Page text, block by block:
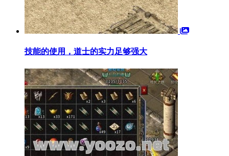
技能的使用，道士的实力足够强大